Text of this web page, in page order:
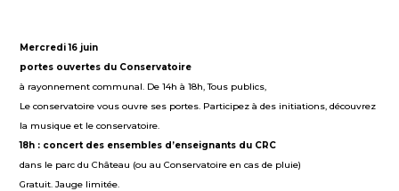
Mercredi 16 juin
portes ouvertes du Conservatoire
à rayonnement communal. De 14h à 18h, Tous publics,
Le conservatoire vous ouvre ses portes. Participez à des initiations, découvrez
la musique et le conservatoire.
18h : concert des ensembles d’enseignants du CRC
dans le parc du Château (ou au Conservatoire en cas de pluie)
Gratuit. Jauge limitée.